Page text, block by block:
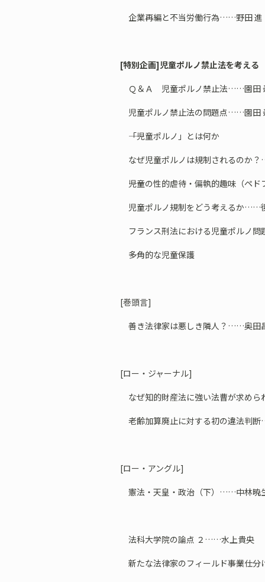
企業再編と不当労働行為……野田 進
[特別企画]児童ポルノ禁止法を考える
Ｑ＆Ａ 児童ポルノ禁止法……園田
児童ポルノ禁止法の問題点……園田
――「児童ポルノ」とは何か
なぜ児童ポルノは規制されるのか
――児童の性的虐待・偏執的趣味（ペ
児童ポルノ規制をどう考えるか……
フランス刑法における児童ポルノ
――多角的な児童保護
[巻頭言]
善き法律家は悪しき隣人？……奥田
[ロー・ジャーナル]
なぜ知的財産法に強い法曹が求め
老齢加算廃止に対する初の違法判
[ロー・アングル]
憲法・天皇・政治（下）……中林暁
法科大学院の論点 ２……水上貴央
新たな法律家のフィールド――事業仕分